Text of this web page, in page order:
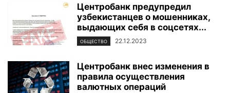
Центробанк предупредил
узбекистанцев о мошенниках,
выдающих себя в соцсетях...
ОБЩЕСТВО 22.12.2023
Центробанк внес изменения в
правила осуществления
валютных операций